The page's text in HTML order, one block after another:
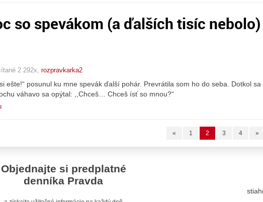
so spevákom (a ďalších tisíc nebolo)
2 292x, rozpravkarka2
ešte!“ posunul ku mne spevák ďalší pohár. Prevrátila som ho do seba. Dotkol sa
váhavo sa opýtal: ,,Chceš… Chceš ísť so mnou?“
« 1 2 3 4 »
Objednajte si predplatné
denníka Pravda